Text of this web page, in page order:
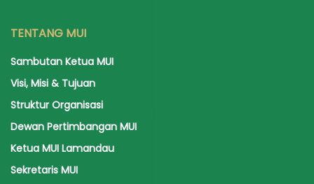
TENTANG MUI
Sambutan Ketua MUI
Visi, Misi & Tujuan
Struktur Organisasi
Dewan Pertimbangan MUI
Ketua MUI Lamandau
Sekretaris MUI